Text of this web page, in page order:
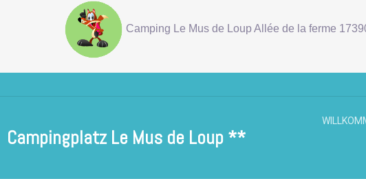
Camping Le Mus de Loup Allée de la ferme
Campingplatz Le Mus de Loup **